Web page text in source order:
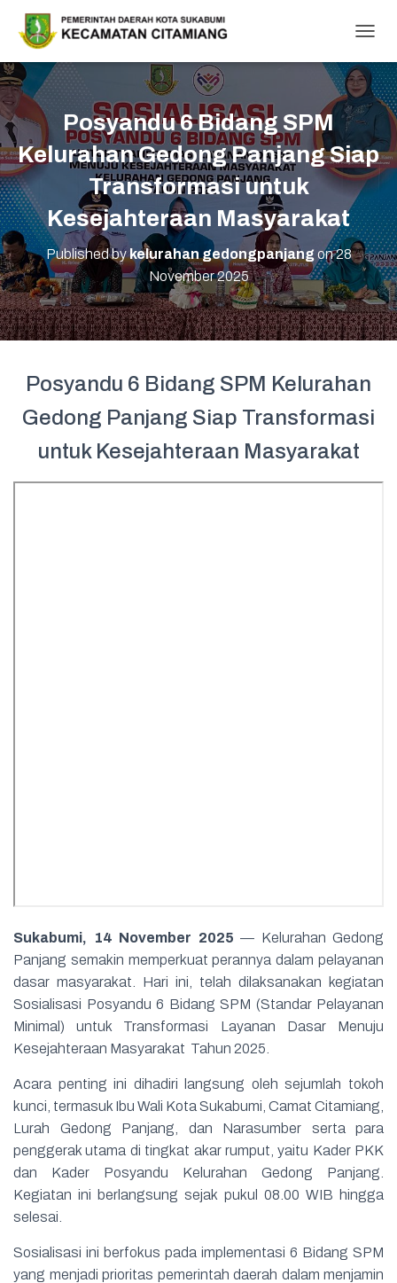
O
G
G
L
N
A
V
G
A
T
I
O
N
Posyandu 6 Bidang SPM
Kelurahan Gedong Panjang Siap
Transformasi untuk
Kesejahteraan Masyarakat
Published bykelurahan gedongpanjang on28
November 2025
Posyandu 6 Bidang SPM Kelurahan
Gedong Panjang Siap Transformasi
untuk Kesejahteraan Masyarakat
Sukabumi, 14 November 2025 — Kelurahan Gedong
Panjang semakin memperkuat perannya dalam pelayanan
dasar masyarakat. Hari ini, telah dilaksanakan kegiatan
Sosialisasi Posyandu 6 Bidang SPM (Standar Pelayanan
Minimal) untuk Transformasi Layanan Dasar Menuju
Kesejahteraan Masyarakat Tahun 2025.
Acara penting ini dihadiri langsung oleh sejumlah tokoh
kunci, termasuk Ibu Wali Kota Sukabumi, Camat Citamiang,
Lurah Gedong Panjang, dan Narasumber serta para
penggerak utama di tingkat akar rumput, yaitu Kader PKK
dan Kader Posyandu Kelurahan Gedong Panjang.
Kegiatan ini berlangsung sejak pukul 08.00 WIB hingga
selesai.
Sosialisasi ini berfokus pada implementasi 6 Bidang SPM
yang menjadi prioritas pemerintah daerah dalam menjamin